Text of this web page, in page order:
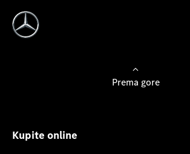
Prema gore
Kupite online